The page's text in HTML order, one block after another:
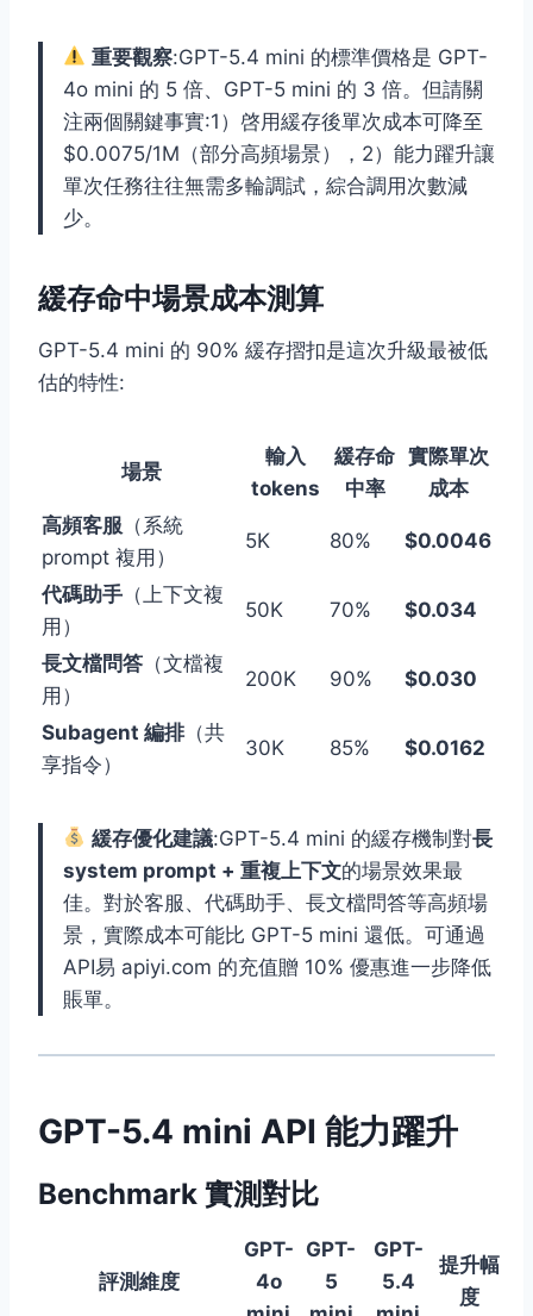
重要觀察:GPT-5.4 mini 的標準價格是 GPT-
4o mini 的 5 倍、GPT-5 mini 的 3 倍。但請關
注兩個關鍵事實:1）啓用緩存後單次成本可降至
$0.0075/1M（部分高頻場景），2）能力躍升讓
單次任務往往無需多輪調試，綜合調用次數減
少。
緩存命中場景成本測算
GPT-5.4 mini 的 90% 緩存摺扣是這次升級最被低
估的特性:
場景
輸入
tokens
緩存命
中率
實際單次
成本
高頻客服 （系統
prompt 複用）
5K 80% $0.0046
代碼助手 （上下文複
用）
50K 70% $0.034
長文檔問答 （文檔複
用）
200K 90% $0.030
Subagent 編排（共
享指令）
30K 85% $0.0162
緩存優化建議:GPT-5.4 mini 的緩存機制對長
system prompt + 重複上下文的場景效果最
佳。對於客服、代碼助手、長文檔問答等高頻場
景，實際成本可能比 GPT-5 mini 還低。可通過
API易 apiyi.com 的充值贈 10% 優惠進一步降低
賬單。
GPT-5.4 mini API 能力躍升
Benchmark 實測對比
評測維度
GPT-
4o
GPT-
5
GPT-
5.4
提升幅
度